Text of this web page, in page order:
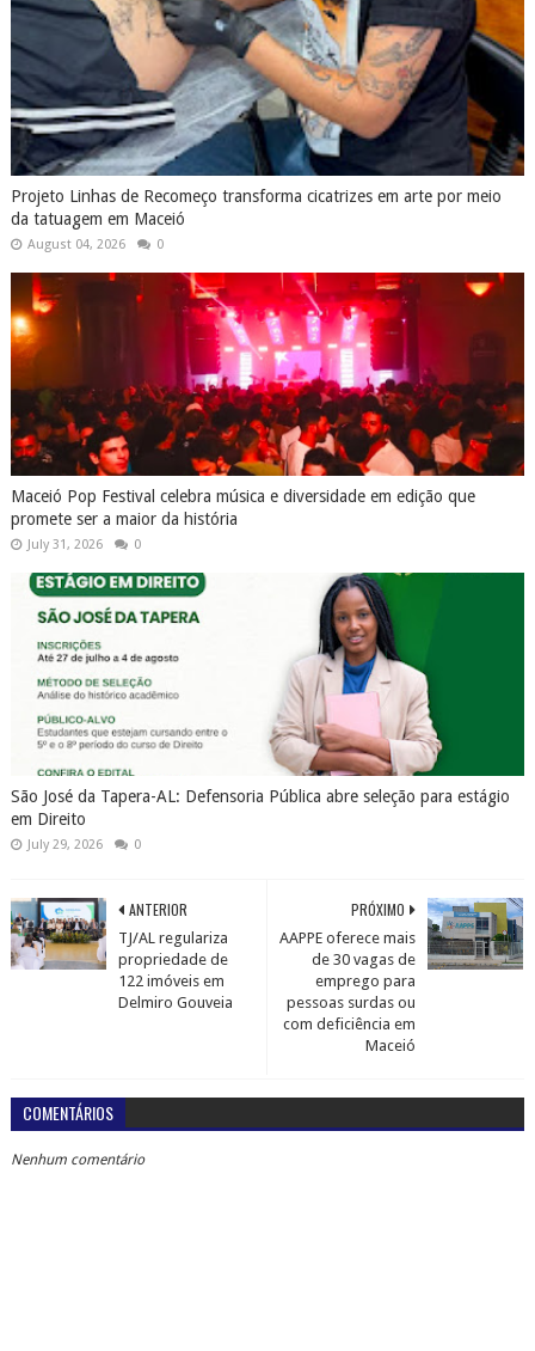
Projeto Linhas de Recomeço transforma cicatrizes em arte por meio
da tatuagem em Maceió
August 04, 2026 0
Maceió Pop Festival celebra música e diversidade em edição que
promete ser a maior da história
July 31, 2026 0
São José da Tapera-AL: Defensoria Pública abre seleção para estágio
em Direito
July 29, 2026 0
PRÓXIMO
AAPPE oferece mais
de 30 vagas de
emprego para
pessoas surdas ou
com deficiência em
Maceió
ANTERIOR
TJ/AL regulariza
propriedade de
122 imóveis em
Delmiro Gouveia
COMENTÁRIOS
Nenhum comentário